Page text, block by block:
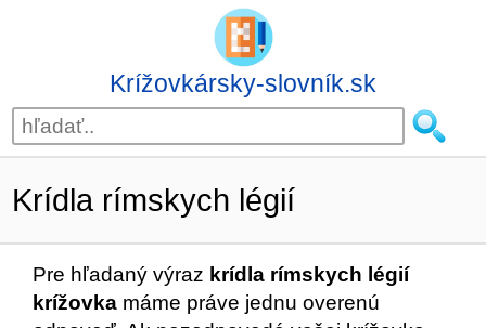
Krížovkársky-slovník.sk
Krídla rímskych légií
Pre hľadaný výraz krídla rímskych légií
krížovka máme práve jednu overenú